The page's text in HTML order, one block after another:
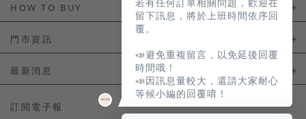
HOW TO BUY
如何購買
會員常見問題
訂單常見問題
門市資訊
門市資訊
最新消息
LINE官方會員活動
訂閱電子報
留下訊息，將於上班時間依序回
覆。
📣避免重複留言，以免延後回覆
時間哦！
📣因訊息量較大，還請大家耐心
等候小編的回覆唷！